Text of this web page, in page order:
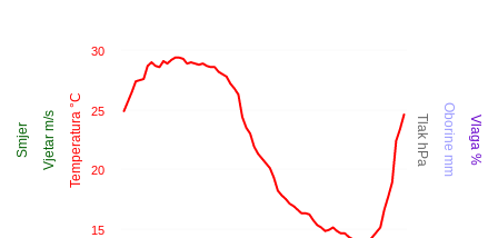
Temperatura °C
Vjetar m/s Tlak hPa Oborine mm Vlaga %
Smjer
15
20
25
30